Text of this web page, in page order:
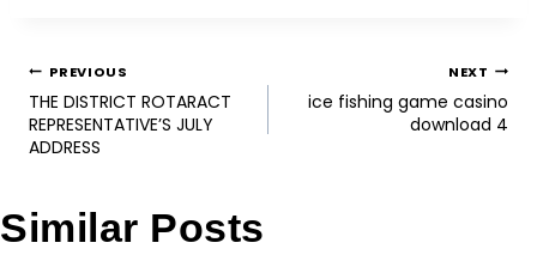
PREVIOUS
THE DISTRICT ROTARACT
REPRESENTATIVE’S JULY
ADDRESS
NEXT
ice fishing game casino
download 4
Similar Posts